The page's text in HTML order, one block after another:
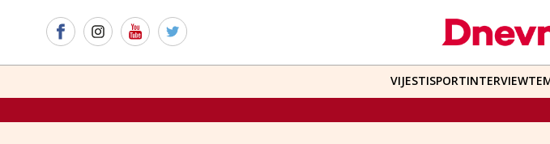
VIJESTISPORTINTERVIEW